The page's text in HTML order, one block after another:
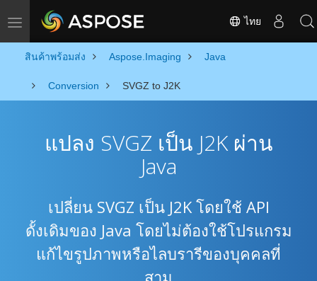
Toggle navigation ไทย
สินค้าพร้อมส่ง Aspose.Imaging Java
Conversion SVGZ to J2K
แปลง SVGZ เป็น J2K ผ่าน
Java
เปลี่ยน SVGZ เป็น J2K โดยใช้ API
ดั้งเดิมของ Java โดยไม่ต้องใช้โปรแกรม
แก้ไขรูปภาพหรือไลบรารีของบุคคลที่
สาม